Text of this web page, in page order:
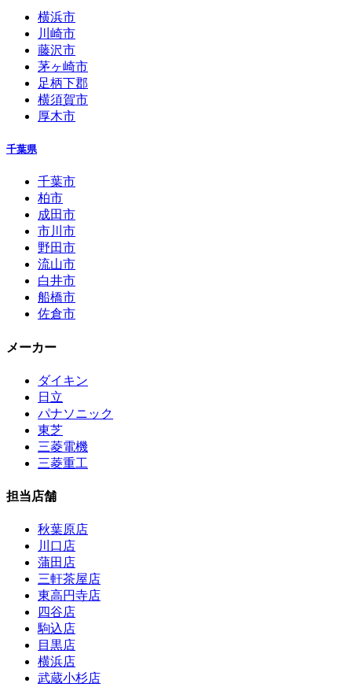
横浜市
川崎市
藤沢市
茅ヶ崎市
足柄下郡
横須賀市
厚木市
千葉県
千葉市
柏市
成田市
市川市
野田市
流山市
白井市
船橋市
佐倉市
メーカー
ダイキン
日立
パナソニック
東芝
三菱電機
三菱重工
担当店舗
秋葉原店
川口店
蒲田店
三軒茶屋店
東高円寺店
四谷店
駒込店
目黒店
横浜店
武蔵小杉店